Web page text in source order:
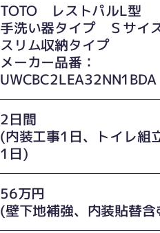
TOTO レストパルL型
手洗い器タイプ Ｓサイ
スリム収納タイプ
メーカー品番：
UWCBC2LEA32NN1BDA
2日間
(内装工事1日、トイレ組
1日)
56万円
(壁下地補強、内装貼替含